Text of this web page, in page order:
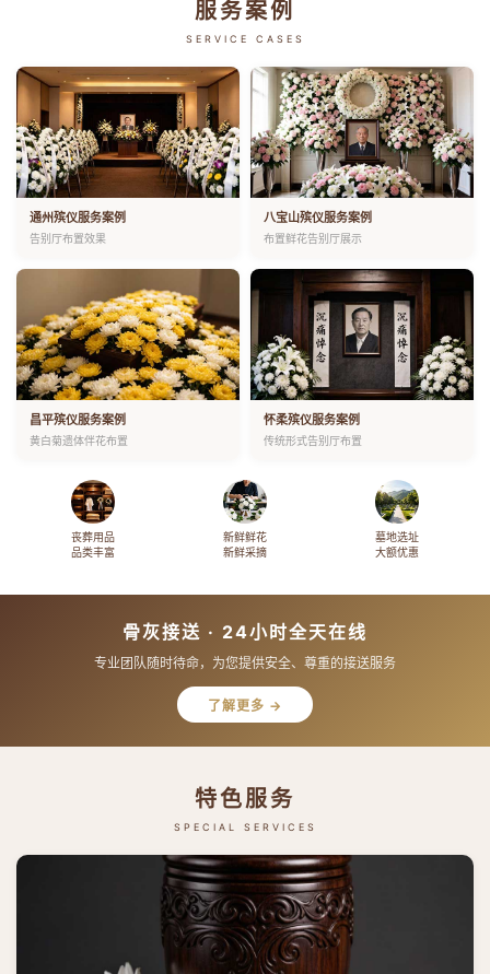
服务案例
SERVICE CASES
通州殡仪服务案例
告别厅布置效果
八宝山殡仪服务案例
布置鲜花告别厅展示
昌平殡仪服务案例
黄白菊遗体伴花布置
怀柔殡仪服务案例
传统形式告别厅布置
丧葬用品
品类丰富
新鲜鲜花
新鲜采摘
墓地选址
大额优惠
骨灰接送 · 24小时全天在线
专业团队随时待命，为您提供安全、尊重的接送服务
了解更多 →
特色服务
SPECIAL SERVICES